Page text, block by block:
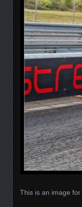
This is an image for